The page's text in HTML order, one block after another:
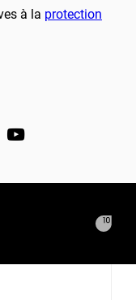
à la protection